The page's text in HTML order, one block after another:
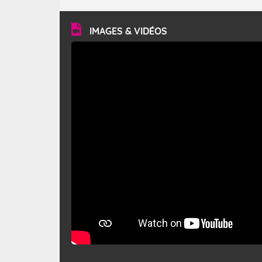
vitesse moyenne de 50 km/h et atteindre 80 à 100 km/h
en rafales, parfois davantage. Il parcourt la basse vallée
du Rhône et la Provence et envahit le littoral
méditerranéen à partir de la Camargue.
IMAGES & VIDÉOS